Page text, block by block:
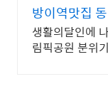
방이역맛집
생활의달인에
림픽공원 분위